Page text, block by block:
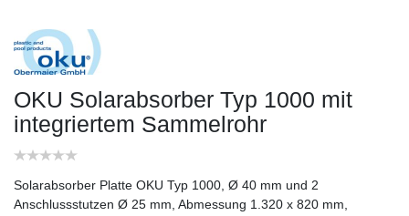
OKU Solarabsorber Typ 1000 mit
integriertem Sammelrohr
Solarabsorber Platte OKU Typ 1000, Ø 40 mm und 2
Anschlussstutzen Ø 25 mm, Abmessung 1.320 x 820 mm,